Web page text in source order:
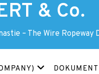
& Co.
– The Wire Ropeway